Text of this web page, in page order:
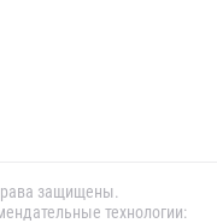
защищены.
технологии: